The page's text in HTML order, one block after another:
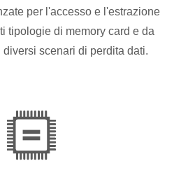
per l'accesso e l'estrazione
tipologie di memory card e da
scenari di perdita dati.